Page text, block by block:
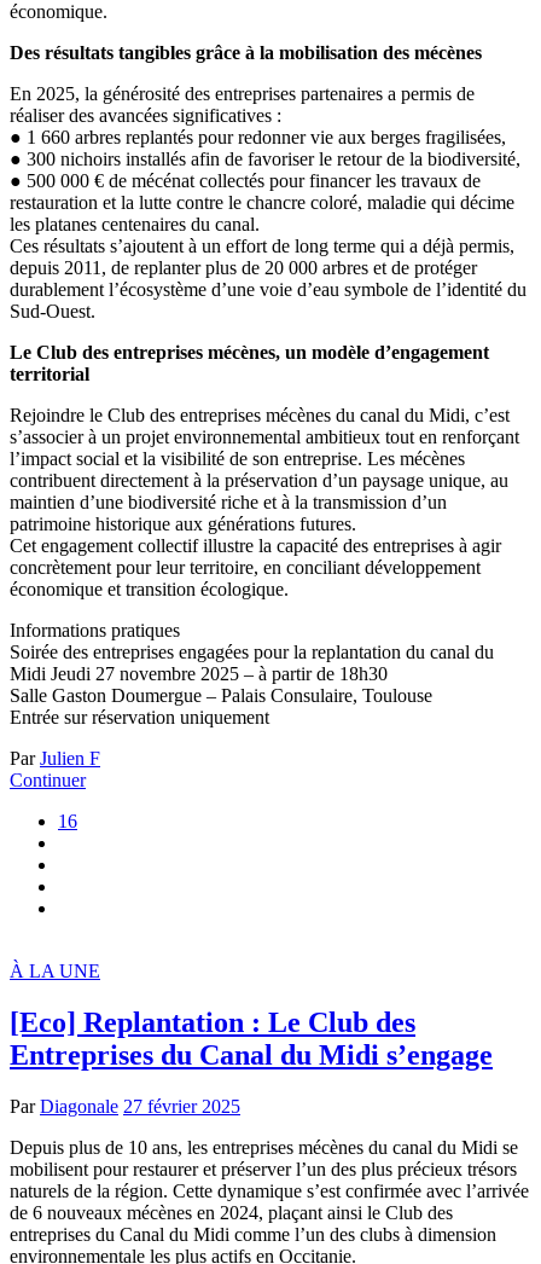
économique.
Des résultats tangibles grâce à la mobilisation des mécènes
En 2025, la générosité des entreprises partenaires a permis de
réaliser des avancées significatives :
● 1 660 arbres replantés pour redonner vie aux berges fragilisées,
● 300 nichoirs installés afin de favoriser le retour de la biodiversité,
● 500 000 € de mécénat collectés pour financer les travaux de
restauration et la lutte contre le chancre coloré, maladie qui décime
les platanes centenaires du canal.
Ces résultats s’ajoutent à un effort de long terme qui a déjà permis,
depuis 2011, de replanter plus de 20 000 arbres et de protéger
durablement l’écosystème d’une voie d’eau symbole de l’identité du
Sud-Ouest.
Le Club des entreprises mécènes, un modèle d’engagement
territorial
Rejoindre le Club des entreprises mécènes du canal du Midi, c’est
s’associer à un projet environnemental ambitieux tout en renforçant
l’impact social et la visibilité de son entreprise. Les mécènes
contribuent directement à la préservation d’un paysage unique, au
maintien d’une biodiversité riche et à la transmission d’un
patrimoine historique aux générations futures.
Cet engagement collectif illustre la capacité des entreprises à agir
concrètement pour leur territoire, en conciliant développement
économique et transition écologique.
Informations pratiques
Soirée des entreprises engagées pour la replantation du canal du
Midi Jeudi 27 novembre 2025 – à partir de 18h30
Salle Gaston Doumergue – Palais Consulaire, Toulouse
Entrée sur réservation uniquement
ParJulien F
Continuer
16
À LA UNE
[Eco] Replantation : Le Club des
Entreprises du Canal du Midi s’engage
Par Diagonale 27 février 2025
Depuis plus de 10 ans, les entreprises mécènes du canal du Midi se
mobilisent pour restaurer et préserver l’un des plus précieux trésors
naturels de la région. Cette dynamique s’est confirmée avec l’arrivée
de 6 nouveaux mécènes en 2024, plaçant ainsi le Club des
entreprises du Canal du Midi comme l’un des clubs à dimension
environnementale les plus actifs en Occitanie.